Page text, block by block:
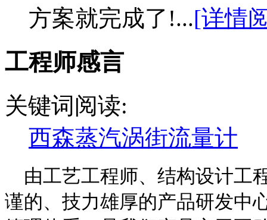
方案就完成了!...[详情
工程师感言
关键词阅读:
西森蒸汽涡街流量计
由工艺工程师、结构设计工
谨的、技力雄厚的产品研发中